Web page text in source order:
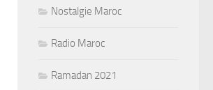
Nostalgie Maroc
Radio Maroc
Ramadan 2021